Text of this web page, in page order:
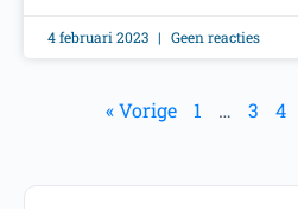
4 februari 2023 Geen reacties
« Vorige 1 … 3 4